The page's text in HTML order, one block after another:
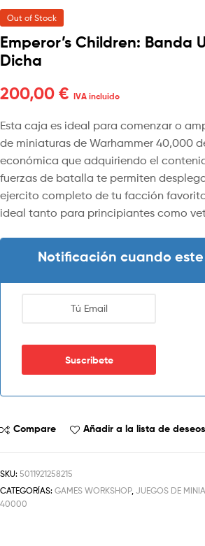
Out of Stock
Emperor’s Children: Banda
Dicha
200,00 € IVA incluido
Esta caja es ideal para comenzar o
de miniaturas de Warhammer 40,000
económica que adquiriendo el
fuerzas de batalla te permiten
ejercito completo de tu facción
ideal tanto para principiantes como
Notificación cuando
Compare Añadir a la lista de deseos
SKU: 5011921258215
CATEGORÍAS: GAMES WORKSHOP, JUEGOS DE
40000